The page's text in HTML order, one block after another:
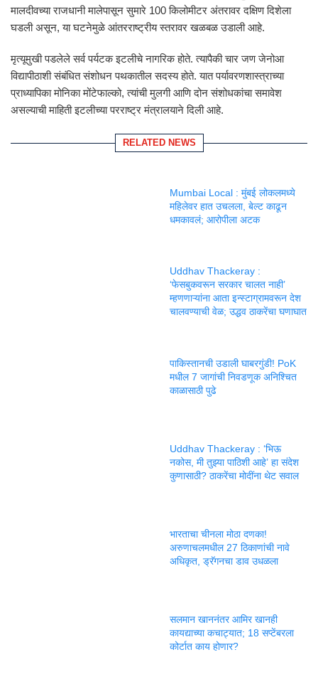
मालदीवच्या राजधानी मालेपासून सुमारे 100 किलोमीटर अंतरावर दक्षिण दिशेला
घडली असून, या घटनेमुळे आंतरराष्ट्रीय स्तरावर खळबळ उडाली आहे.
मृत्यूमुखी पडलेले सर्व पर्यटक इटलीचे नागरिक होते. त्यापैकी चार जण जेनोआ
विद्यापीठाशी संबंधित संशोधन पथकातील सदस्य होते. यात पर्यावरणशास्त्राच्या
प्राध्यापिका मोनिका मोंटेफाल्को, त्यांची मुलगी आणि दोन संशोधकांचा समावेश
असल्याची माहिती इटलीच्या परराष्ट्र मंत्रालयाने दिली आहे.
RELATED NEWS
Mumbai Local : मुंबई लोकलमध्ये
महिलेवर हात उचलला, बेल्ट काढून
धमकावलं; आरोपीला अटक
Uddhav Thackeray :
‘फेसबुकवरून सरकार चालत नाही’
म्हणणाऱ्यांना आता इन्स्टाग्रामवरून देश
चालवण्याची वेळ; उद्धव ठाकरेंचा घणाघात
पाकिस्तानची उडाली घाबरगुंडी! PoK
मधील 7 जागांची निवडणूक अनिश्चित
काळासाठी पुढे
Uddhav Thackeray : ‘भिऊ
नकोस, मी तुझ्या पाठिशी आहे’ हा संदेश
कुणासाठी? ठाकरेंचा मोदींना थेट सवाल
भारताचा चीनला मोठा दणका!
अरुणाचलमधील 27 ठिकाणांची नावे
अधिकृत, ड्रॅगनचा डाव उधळला
सलमान खाननंतर आमिर खानही
कायद्याच्या कचाट्यात; 18 सप्टेंबरला
कोर्टात काय होणार?